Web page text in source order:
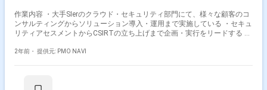
作業内容 ・大手SIerのクラウド・セキュリティ部門にて、様々な顧客のコ
ンサルティングからソリューション導入・運用まで実施している ・セキュ
リティアセスメントからCSIRTの立ち上げまで企画・実行をリードする ・
おける新規事業の構想にも携わる可能性あり
2年前・ 提供元: PMO NAVI